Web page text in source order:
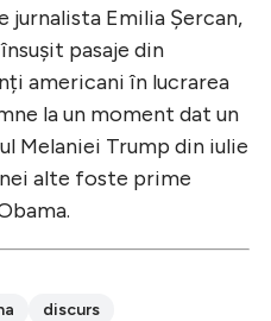
jurnalista Emilia Șercan,
pasaje din
americani în lucrarea
la un moment dat un
Melaniei Trump din iulie
alte foste prime
discurs